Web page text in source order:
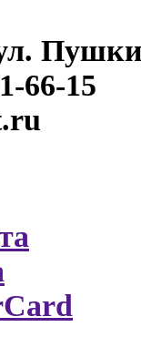
66-15